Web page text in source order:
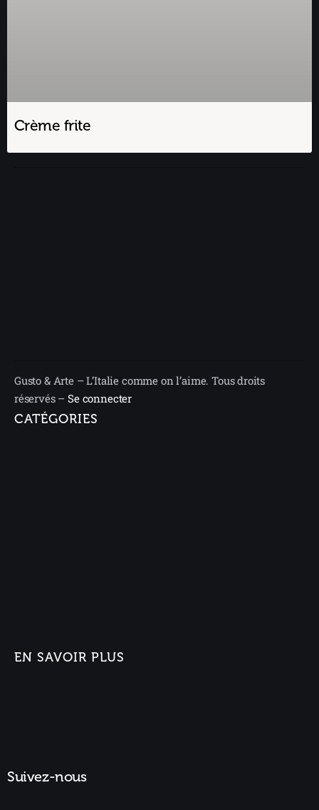
Crème frite
Gusto & Arte – L’Italie comme on l’aime. Tous droits
réservés –Se connecter
CATÉGORIES
EN SAVOIR PLUS
Suivez-nous